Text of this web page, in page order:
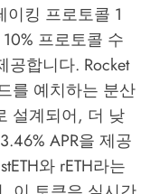
이킹 프로토콜 1
프로토콜 수
공합니다. Rocket
를 예치하는 분산
설계되어, 더 낮
APR을 제공
와 rETH라는